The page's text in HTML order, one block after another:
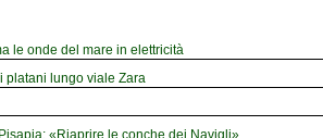
le onde del mare in elettricità
platani lungo viale Zara
«Riaprire le conche dei Navigli»